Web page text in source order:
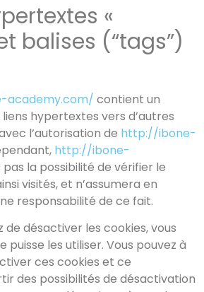
«
balises (“tags”)
academy.com/ contient un
hypertextes vers d’autres
l’autorisation de http://ibone-
http://ibone-
pas la possibilité de vérifier le
visités, et n’assumera en
responsabilité de ce fait.
de désactiver les cookies, vous
puisse les utiliser. Vous pouvez à
ces cookies et ce
des possibilités de désactivation